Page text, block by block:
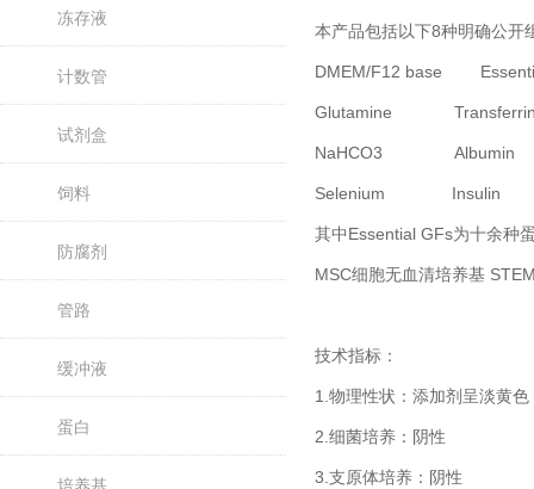
冻存液
计数管
试剂盒
饲料
防腐剂
管路
缓冲液
蛋白
本产品包括以下8种明确公开
DMEM/F12 base
Glutamine
NaHCO3 Albumin
Selenium Insulin
其中Essential GFs为十余种
MSC细胞无血清培养基
技术指标：
1.物理性状：添加剂呈淡黄
2.细菌培养：阴性
3.支原体培养：阴性